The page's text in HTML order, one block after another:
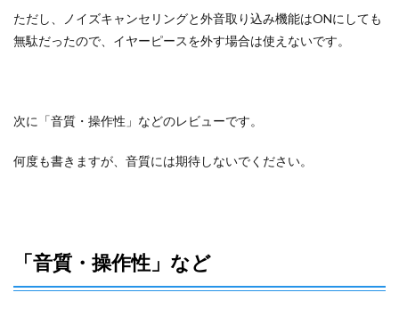
ただし、ノイズキャンセリングと外音取り込み機能はONにしても
無駄だったので、イヤーピースを外す場合は使えないです。
次に「音質・操作性」などのレビューです。
何度も書きますが、音質には期待しないでください。
「音質・操作性」など